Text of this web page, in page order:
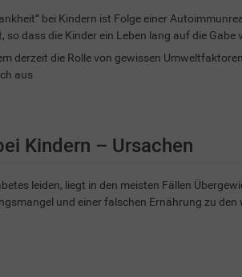
bei Kindern ist Folge einer
dass die Kinder ein Leben lang auf die Gabe
derzeit die Rolle von gewissen
aus
Kindern – Ursachen
leiden, liegt in den meisten Fällen
und einer falschen Ernährung zu